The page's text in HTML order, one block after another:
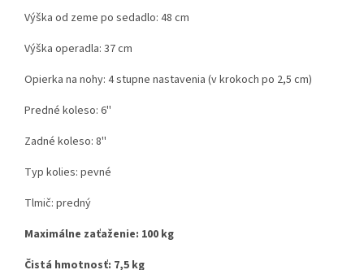
Výška od zeme po sedadlo: 48 cm
Výška operadla: 37 cm
Opierka na nohy: 4 stupne nastavenia (v krokoch po 2,5 cm)
Predné koleso: 6''
Zadné koleso: 8''
Typ kolies: pevné
Tlmič: predný
Maximálne zaťaženie: 100 kg
Čistá hmotnosť: 7,5 kg